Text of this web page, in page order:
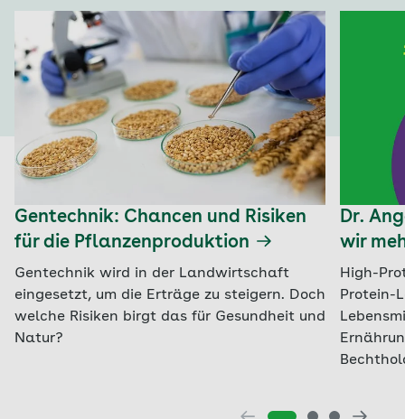
Gentechnik: Chancen und Risiken
für die Pflanzenproduktion
Gentechnik wird in der Landwirtschaft
eingesetzt, um die Erträge zu steigern. Doch
welche Risiken birgt das für Gesundheit und
Natur?
Dr.
wir
High-
Protein-